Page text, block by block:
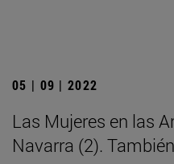
05 | 09 | 2022
Las Mujeres en las
Navarra (2).